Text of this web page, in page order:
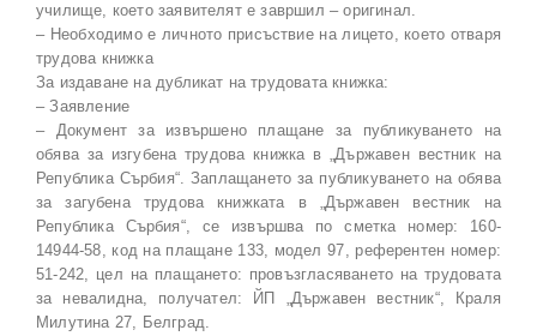
училище, което заявителят е завршил – оригинал.
– Необходимо е личното присъствие на лицето, което отваря
трудова книжка
За издаване на дубликат на трудовата книжка:
– Заявление
– Документ за извършено плащане за публикуването на
обява за изгубена трудова книжка в „Държавен вестник на
Република Сърбия“. Заплащането за публикуването на обява
за загубена трудова книжката в „Държавен вестник на
Република Сърбия“, се извършва по сметка номер: 160-
14944-58, код на плащане 133, модел 97, референтен номер:
51-242, цел на плащането: провъзгласяването на трудовата
за невалидна, получател: ЙП „Държавен вестник“, Краля
Милутина 27, Белград.